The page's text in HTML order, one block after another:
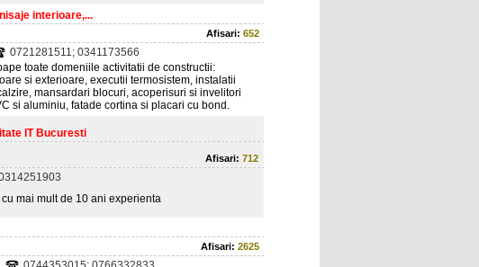
interioare,...
Afisari: 652
0721281511; 0341173566
toate domeniile activitatii de constructii:
si exterioare, executii termosistem, instalatii
mansardari blocuri, acoperisuri si invelitori
si aluminiu, fatade cortina si placari cu bond.
IT Bucuresti
Afisari: 712
mai mult de 10 ani experienta
Afisari: 2625